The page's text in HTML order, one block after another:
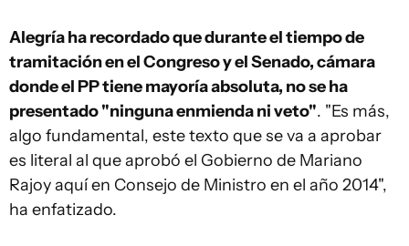
Alegría ha recordado que durante el tiempo de
tramitación en el Congreso y el Senado, cámara
donde el PP tiene mayoría absoluta, no se ha
presentado "ninguna enmienda ni veto". "Es más,
algo fundamental, este texto que se va a aprobar
es literal al que aprobó el Gobierno de Mariano
Rajoy aquí en Consejo de Ministro en el año 2014",
ha enfatizado.